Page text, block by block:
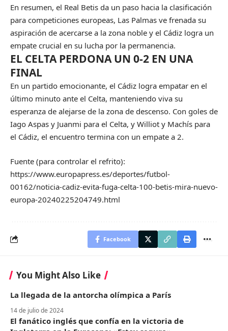
En resumen, el Real Betis da un paso hacia la clasificación
para competiciones europeas, Las Palmas ve frenada su
aspiración de acercarse a la zona noble y el Cádiz logra un
empate crucial en su lucha por la permanencia.
EL CELTA PERDONA UN 0-2 EN UNA
FINAL
En un partido emocionante, el Cádiz logra empatar en el
último minuto ante el Celta, manteniendo viva su
esperanza de alejarse de la zona de descenso. Con goles de
Iago Aspas y Juanmi para el Celta, y Williot y Machís para
el Cádiz, el encuentro termina con un empate a 2.
Fuente (para controlar el refrito):
https://www.europapress.es/deportes/futbol-
00162/noticia-cadiz-evita-fuga-celta-100-betis-mira-nuevo-
europa-20240225204749.html
Facebook
You Might Also Like
La llegada de la antorcha olímpica a París
14 de julio de 2024
El fanático inglés que confía en la victoria de